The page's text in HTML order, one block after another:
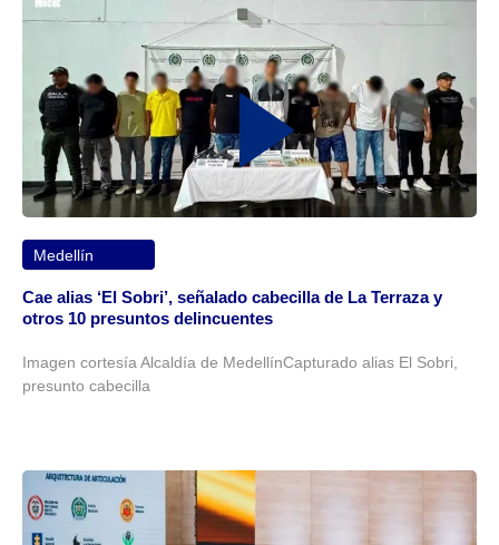
Medellín
Cae alias ‘El Sobri’, señalado cabecilla de La Terraza y
otros 10 presuntos delincuentes
Imagen cortesía Alcaldía de MedellínCapturado alias El Sobri,
presunto cabecilla